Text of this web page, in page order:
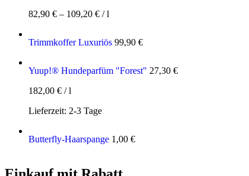
82,90 € – 109,20 € /l
Trimmkoffer Luxuriös 99,90 €
Yuup!® Hundeparfüm "Forest" 27,30 €
182,00 € /l
Lieferzeit: 2-3 Tage
Butterfly-Haarspange 1,00 €